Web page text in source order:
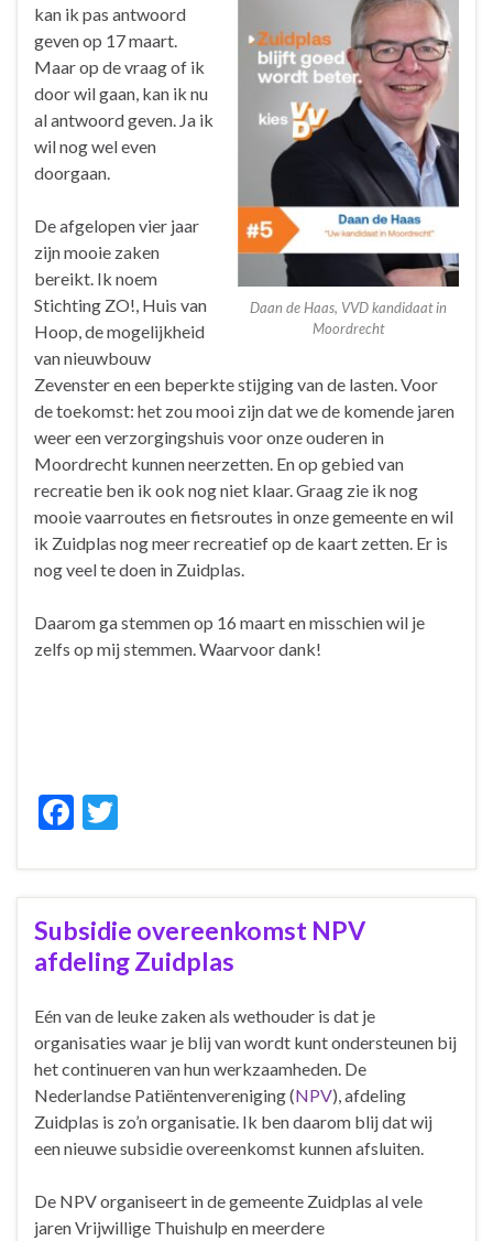
Daan de Haas, VVD kandidaat in
Moordrecht
kan ik pas antwoord
geven op 17 maart.
Maar op de vraag of ik
door wil gaan, kan ik nu
al antwoord geven. Ja ik
wil nog wel even
doorgaan.
De afgelopen vier jaar
zijn mooie zaken
bereikt. Ik noem
Stichting ZO!, Huis van
Hoop, de mogelijkheid
van nieuwbouw
Zevenster en een beperkte stijging van de lasten. Voor
de toekomst: het zou mooi zijn dat we de komende jaren
weer een verzorgingshuis voor onze ouderen in
Moordrecht kunnen neerzetten. En op gebied van
recreatie ben ik ook nog niet klaar. Graag zie ik nog
mooie vaarroutes en fietsroutes in onze gemeente en wil
ik Zuidplas nog meer recreatief op de kaart zetten. Er is
nog veel te doen in Zuidplas.
Daarom ga stemmen op 16 maart en misschien wil je
zelfs op mij stemmen. Waarvoor dank!
F
e
b
o
k
itt
er
Subsidie overeenkomst NPV
afdeling Zuidplas
Eén van de leuke zaken als wethouder is dat je
organisaties waar je blij van wordt kunt ondersteunen bij
het continueren van hun werkzaamheden. De
Nederlandse Patiëntenvereniging (NPV), afdeling
Zuidplas is zo’n organisatie. Ik ben daarom blij dat wij
een nieuwe subsidie overeenkomst kunnen afsluiten.
De NPV organiseert in de gemeente Zuidplas al vele
jaren Vrijwillige Thuishulp en meerdere